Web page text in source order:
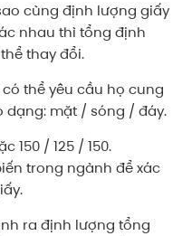
cùng định lượng giấy
nhau thì tổng định
thay đổi.
thể yêu cầu họ cung
dạng: mặt / sóng / đáy.
150 / 125 / 150.
trong ngành để xác
ra định lượng tổng